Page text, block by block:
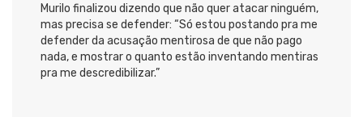
Murilo finalizou dizendo que não quer atacar ninguém,
mas precisa se defender: “Só estou postando pra me
defender da acusação mentirosa de que não pago
nada, e mostrar o quanto estão inventando mentiras
pra me descredibilizar.”